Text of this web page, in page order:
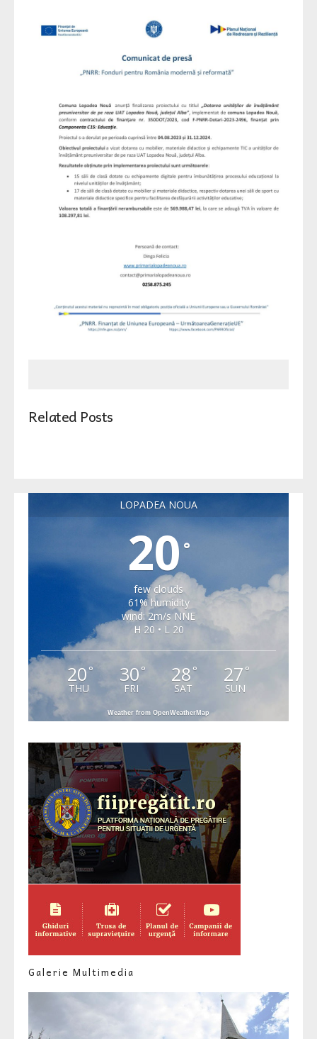
Related Posts
LOPADEA NOUA
20 °
few clouds
61% humidity
wind: 2m/s NNE
H 20 • L 20
20°
THU
30 °
FRI
28 °
SAT
27 °
SUN
Weather from OpenWeatherMap
Galerie Multimedia